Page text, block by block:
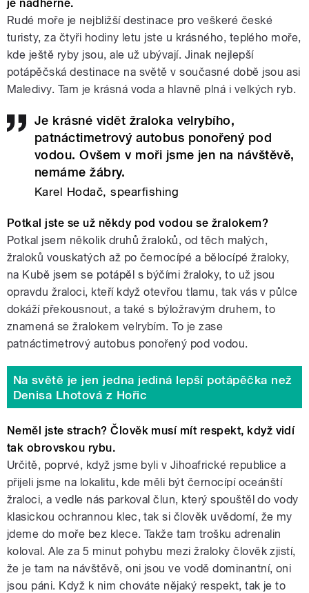
je nádherné.
Rudé moře je nejbližší destinace pro veškeré české
turisty, za čtyři hodiny letu jste u krásného, teplého moře,
kde ještě ryby jsou, ale už ubývají. Jinak nejlepší
potápěčská destinace na světě v současné době jsou asi
Maledivy. Tam je krásná voda a hlavně plná i velkých ryb.
Je krásné vidět žraloka velrybího,
patnáctimetrový autobus ponořený pod
vodou. Ovšem v moři jsme jen na návštěvě,
nemáme žábry.
Karel Hodač, spearfishing
Potkal jste se už někdy pod vodou se žralokem?
Potkal jsem několik druhů žraloků, od těch malých,
žraloků vouskatých až po černocípé a bělocípé žraloky,
na Kubě jsem se potápěl s býčími žraloky, to už jsou
opravdu žraloci, kteří když otevřou tlamu, tak vás v půlce
dokáží překousnout, a také s býložravým druhem, to
znamená se žralokem velrybím. To je zase
patnáctimetrový autobus ponořený pod vodou.
Na světě je jen jedna jediná lepší potápěčka než
Denisa Lhotová z Hořic
Neměl jste strach? Člověk musí mít respekt, když vidí
tak obrovskou rybu.
Určitě, poprvé, když jsme byli v Jihoafrické republice a
přijeli jsme na lokalitu, kde měli být černocípí oceánští
žraloci, a vedle nás parkoval člun, který spouštěl do vody
klasickou ochrannou klec, tak si člověk uvědomí, že my
jdeme do moře bez klece. Takže tam trošku adrenalin
koloval. Ale za 5 minut pohybu mezi žraloky člověk zjistí,
že je tam na návštěvě, oni jsou ve vodě dominantní, oni
jsou páni. Když k nim chováte nějaký respekt, tak je to